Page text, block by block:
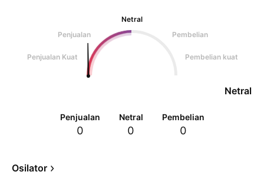
Netral
Penjualan
Pembelian
Penjualan Kuat Pembelian kuat
Netral
Penjualan
0
Netral
0
Pembelian
0
Osilator